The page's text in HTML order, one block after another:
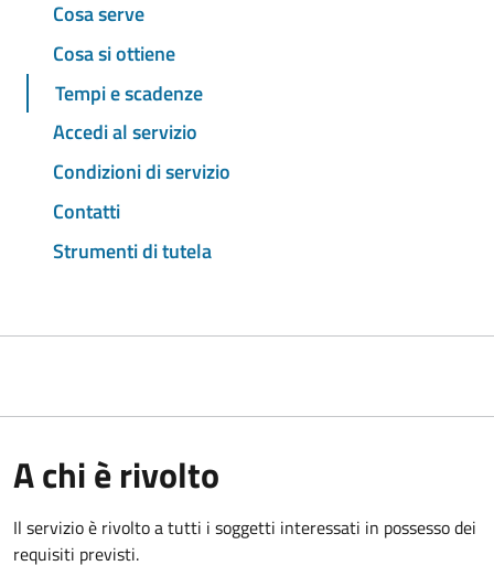
Cosa serve
Cosa si ottiene
Tempi e scadenze
Accedi al servizio
Condizioni di servizio
Contatti
Strumenti di tutela
A chi è rivolto
Il servizio è rivolto a tutti i soggetti interessati in possesso dei
requisiti previsti.